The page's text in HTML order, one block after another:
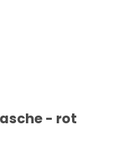
- rot